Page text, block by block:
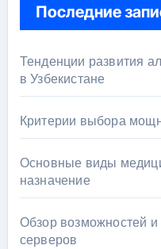
Последние
Тенденции развития
в Узбекистане
Критерии выбора
Основные виды
назначение
Обзор возможностей
серверов